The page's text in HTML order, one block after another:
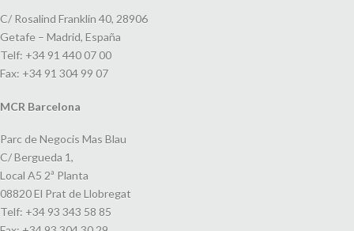
C/ Rosalind Franklin 40, 28906
Getafe – Madrid, España
Telf: +34 91 440 07 00
Fax: +34 91 304 99 07
MCR Barcelona
Parc de Negocis Mas Blau
C/ Bergueda 1,
Local A5 2ª Planta
08820 El Prat de Llobregat
Telf: +34 93 343 58 85